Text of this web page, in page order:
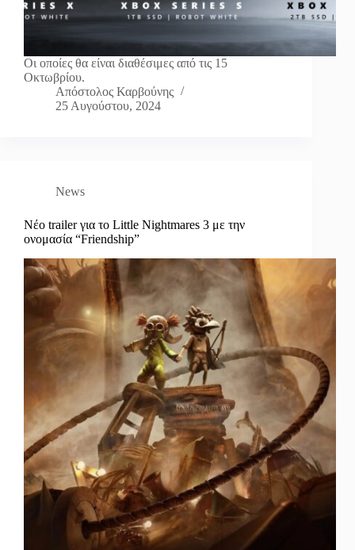
Οι οποίες θα είναι διαθέσιμες από τις 15
Οκτωβρίου.
Απόστολος Καρβούνης
25 Αυγούστου, 2024
News
Νέο trailer για το Little Nightmares 3 με την
ονομασία “Friendship”